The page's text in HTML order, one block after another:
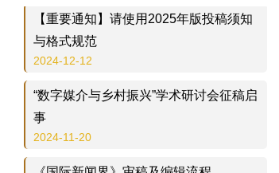
【重要通知】请使用2025年版投稿须知
与格式规范
2024-12-12
“数字媒介与乡村振兴”学术研讨会征稿启
事
2024-11-20
《国际新闻界》审稿及编辑流程